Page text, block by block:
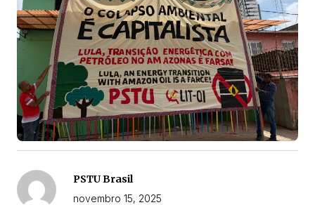
PSTU Brasil
novembro 15, 2025